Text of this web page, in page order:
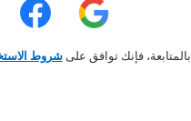
بالمتابعة، فإنك توافق علىشروط